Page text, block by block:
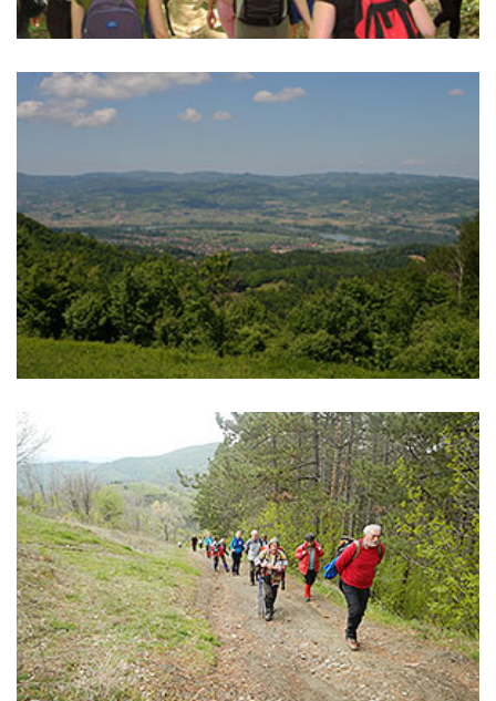
Planina Gučevo
šetnja
,
relaksacija
Planina Gučevo
veliki rat
,
bitka